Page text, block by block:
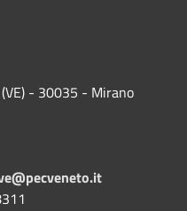
- 30035 - Mirano